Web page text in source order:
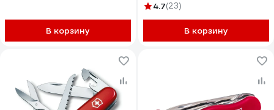
В корзину
4.7(23)
В корзину